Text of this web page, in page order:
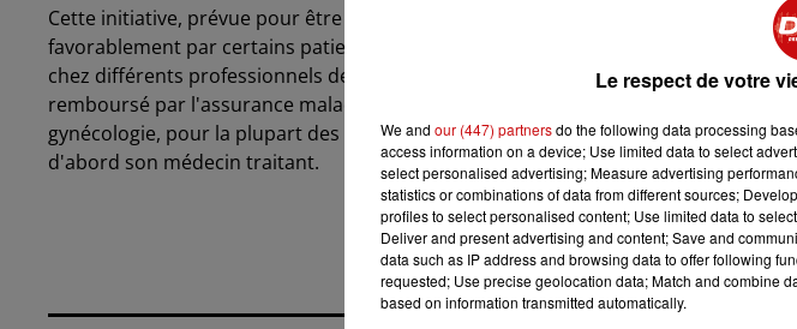
Cette initiative, prévue pour être expérimentée à partir de juin dans plusieurs
favorablement par certains patients. Ces derniers estiment qu'elle éviterait les
chez différents professionnels de santé pour obtenir des conseils spécialisés. Bien
remboursé par l'assurance maladie pour certaines spécialités telles que
gynécologie, pour la plupart des autres spécialités, le remboursement est limité à
d'abord son médecin traitant.
Le respect de votre
We and our (447) partnersdo the following data processing
access information on a device; Use limited data to select
select personalised advertising; Measure advertising
statistics or combinations of data from different sources;
profiles to select personalised content; Use limited data to
Deliver and present advertising and content; Save and
data such as IP address and browsing data to offer following
requested; Use precise geolocation data; Match and combine
based on information transmitted automatically.